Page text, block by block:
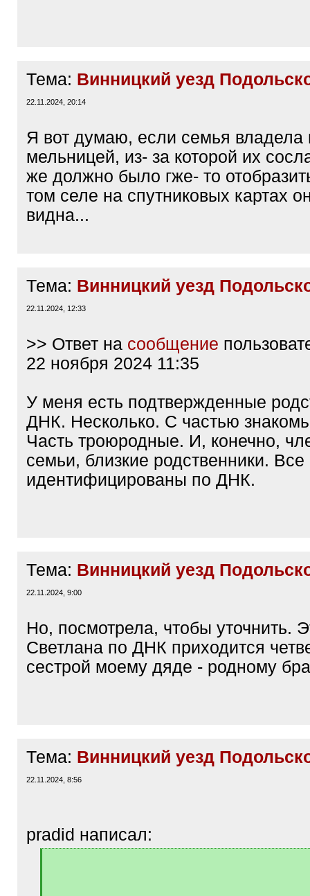
Тема: Винницкий уезд
22.11.2024, 20:14
Я вот думаю, если семья владела
мельницей, из- за которой их
же должно было гже- то
том селе на спутниковых картах
видна...
Тема: Винницкий уезд
22.11.2024, 12:33
>> Ответ на сообщение
22 ноября 2024 11:35
У меня есть подтвержденные
ДНК. Несколько. С частью
Часть троюродные. И, конечно,
семьи, близкие родственники. Все
идентифицированы по ДНК.
Тема: Винницкий уезд
22.11.2024, 9:00
Но, посмотрела, чтобы уточнить.
Светлана по ДНК приходится
сестрой моему дяде - родному
Тема: Винницкий уезд
22.11.2024, 8:56
pradid написал: